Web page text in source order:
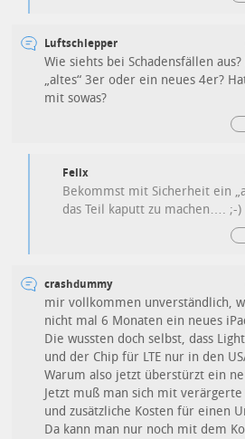
Luftschlepper
Wie siehts bei Schadensfällen
„altes“ 3er oder ein neues 4er?
mit sowas?
Felix
Bekommst mit Sicherheit ein
das Teil kaputt zu machen…. ;-)
crashdummy
mir vollkommen unverständlich,
nicht mal 6 Monaten ein neues
Die wussten doch selbst, dass
und der Chip für LTE nur in den
Warum also jetzt überstürzt ein
Jetzt muß man sich mit
und zusätzliche Kosten für einen
Da kann man nur noch mit dem